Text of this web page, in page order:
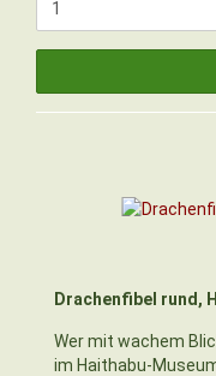
Drachenfibel rund,
Wer mit wachem
im Haithabu-